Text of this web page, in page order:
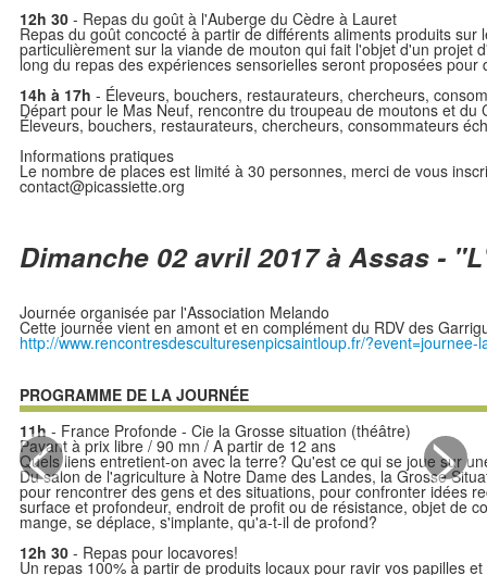
12h 30 - Repas du goût à l'Auberge du Cèdre à Lauret
Repas du goût concocté à partir de différents aliments produits
particulièrement sur la viande de mouton qui fait l'objet d'un
long du repas des expériences sensorielles seront proposées
14h à 17h - Éleveurs, bouchers, restaurateurs, chercheurs,
Départ pour le Mas Neuf, rencontre du troupeau de moutons et
Éleveurs, bouchers, restaurateurs, chercheurs, consommateurs
Informations pratiques
Le nombre de places est limité à 30 personnes, merci de vous
contact@picassiette.org
Dimanche 02 avril 2017 à Assas -
Journée organisée par l'Association Melando
Cette journée vient en amont et en complément du RDV des
http://www.rencontresdesculturesenpicsaintloup.fr/?event=journee-
PROGRAMME DE LA JOURNÉE
11h - France Profonde - Cie la Grosse situation (théâtre)
Payant à prix libre / 90 mn / A partir de 12 ans
Quels liens entretient-on avec la terre? Qu'est ce qui se joue sur
Du salon de l'agriculture à Notre Dame des Landes, la Grosse
pour rencontrer des gens et des situations, pour confronter idées
surface et profondeur, endroit de profit ou de résistance, objet de
mange, se déplace, s'implante, qu'a-t-il de profond?
12h 30 - Repas pour locavores!
Un repas 100% à partir de produits locaux pour ravir vos papilles
< >